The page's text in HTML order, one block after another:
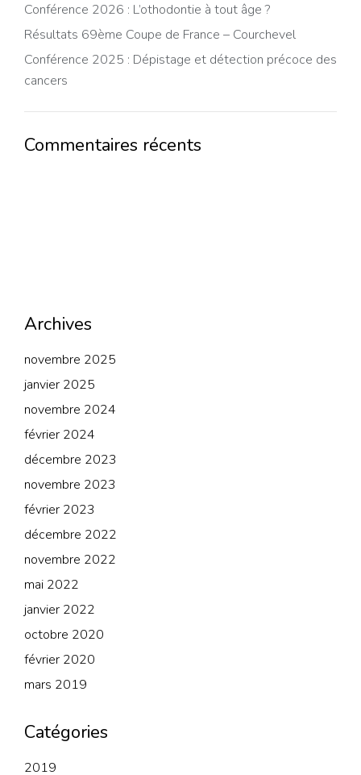
Conférence 2026 : L’othodontie à tout âge ?
Résultats 69ème Coupe de France – Courchevel
Conférence 2025 : Dépistage et détection précoce des
cancers
Commentaires récents
Archives
novembre 2025
janvier 2025
novembre 2024
février 2024
décembre 2023
novembre 2023
février 2023
décembre 2022
novembre 2022
mai 2022
janvier 2022
octobre 2020
février 2020
mars 2019
Catégories
2019